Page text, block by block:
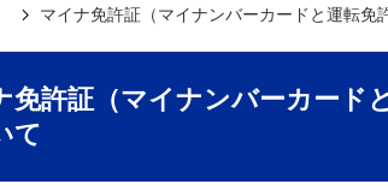
マイナ免許証（マイナンバーカードと運転免
免許証（マイナンバーカード
て